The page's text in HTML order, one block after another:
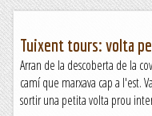
Tuixent tours: volta
Arran de la descoberta de la
camí que marxava cap a l'est.
sortir una petita volta prou